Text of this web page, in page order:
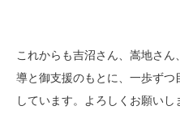
これからも吉沼さん、嵩地さ
導と御支援のもとに、一歩ず
しています。よろしくお願いし